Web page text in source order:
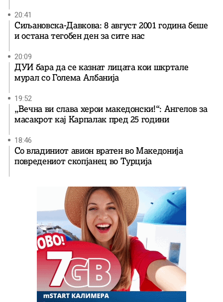
20:41
Сиљановска-Давкова: 8 август 2001 година беше
и остана тегобен ден за сите нас
20:09
ДУИ бара да се казнат лицата кои шкртале
мурал со Голема Албанија
19:52
„Вечна ви слава херои македонски!“: Ангелов за
масакрот кај Карпалак пред 25 години
18:46
Со владиниот авион вратен во Македонија
повредениот скопјанец во Турција